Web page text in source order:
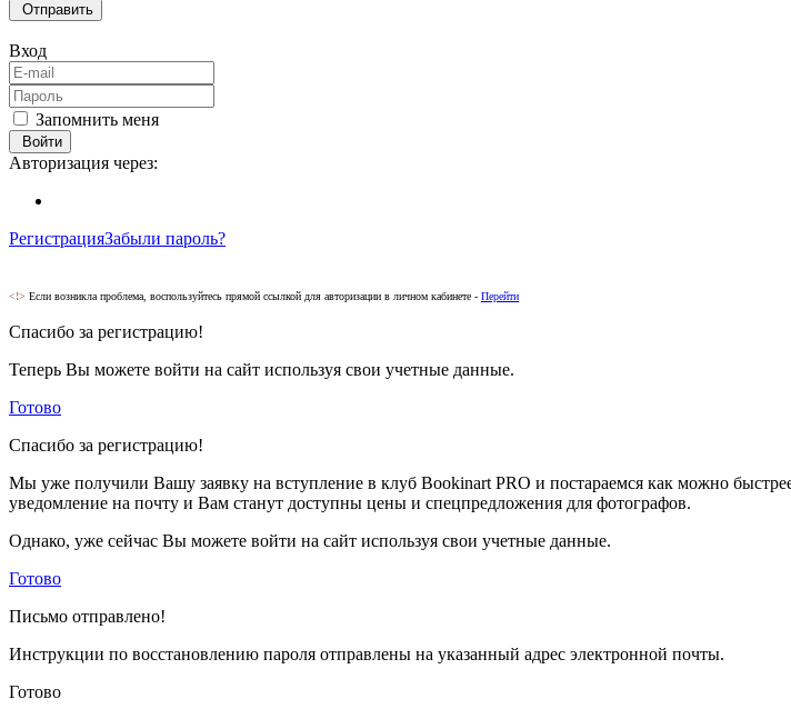
Отправить
Вход
Запомнить меня
Войти
Авторизация через:
РегистрацияЗабыли пароль?
<!> Если возникла проблема, воспользуйтесь прямой ссылкой для авторизации в личном кабинете - Перейти
Спасибо за регистрацию!
Теперь Вы можете войти на сайт используя свои учетные данные.
Готово
Спасибо за регистрацию!
Мы уже получили Вашу заявку на вступление в клуб Bookinart PRO и постараемся как можно
уведомление на почту и Вам станут доступны цены и спецпредложения для фотографов.
Однако, уже сейчас Вы можете войти на сайт используя свои учетные данные.
Готово
Письмо отправлено!
Инструкции по восстановлению пароля отправлены на указанный адрес электронной почты.
Готово